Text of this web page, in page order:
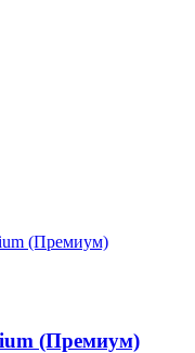
(Премиум)